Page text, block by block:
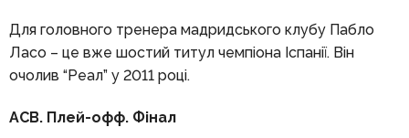
Для головного тренера мадридського клубу Пабло
Ласо – це вже шостий титул чемпіона Іспанії. Він
очолив “Реал” у 2011 році.
ACB. Плей-офф. Фінал